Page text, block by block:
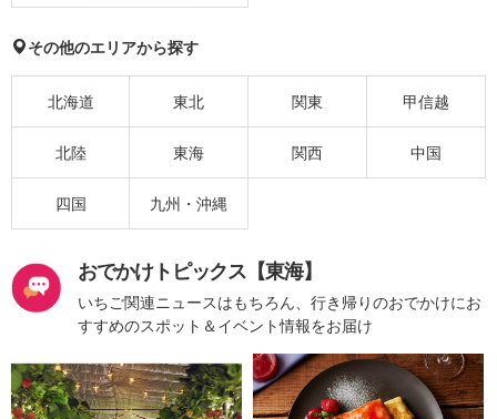
その他のエリアから探す
北海道 東北 関東 甲信越
北陸 東海 関西 中国
四国 九州・沖縄
おでかけトピックス【東海】
いちご関連ニュースはもちろん、行き帰りのおでかけにお
すすめのスポット＆イベント情報をお届け